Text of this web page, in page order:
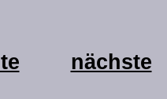
nächste